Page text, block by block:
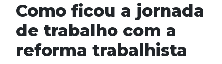
Como ficou a jornada
de trabalho com a
reforma trabalhista